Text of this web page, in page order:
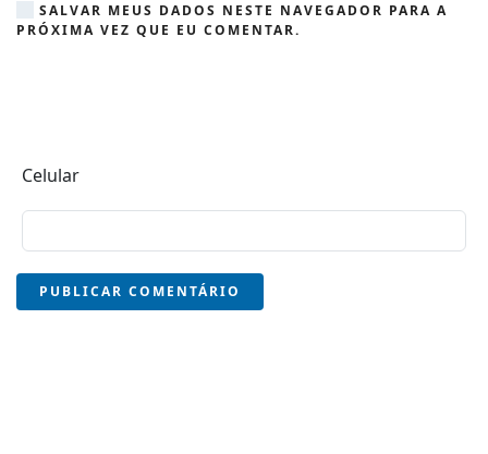
SALVAR MEUS DADOS NESTE NAVEGADOR PARA A
PRÓXIMA VEZ QUE EU COMENTAR.
Celular
PUBLICAR COMENTÁRIO